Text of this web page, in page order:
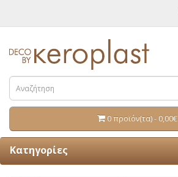
0 προϊόν(τα) - 0,00€
Κατηγορίες